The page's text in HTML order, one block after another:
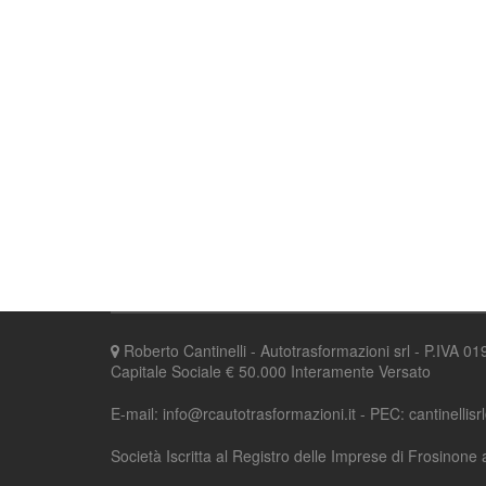
Roberto Cantinelli - Autotrasformazioni srl - P.IVA
Capitale Sociale € 50.000 Interamente Versato
E-mail: info@rcautotrasformazioni.it - PEC:
Società Iscritta al Registro delle Imprese di Frosinone